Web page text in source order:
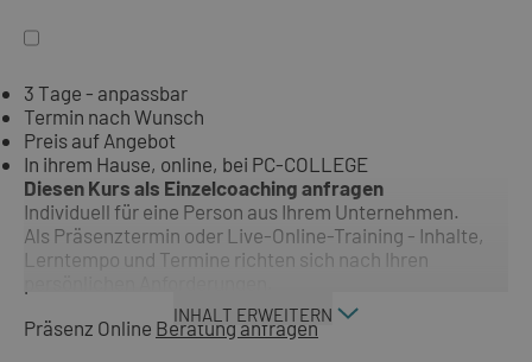
3 Tage - anpassbar
Termin nach Wunsch
Preis auf Angebot
In ihrem Hause, online, bei PC-COLLEGE
Diesen Kurs als Einzelcoaching anfragen
Individuell für eine Person aus Ihrem Unternehmen.
Als Präsenztermin oder Live-Online-Training - Inhalte,
Lerntempo und Termine richten sich nach Ihren
INHALT ERWEITERN
Präsenz Online Beratung anfragen